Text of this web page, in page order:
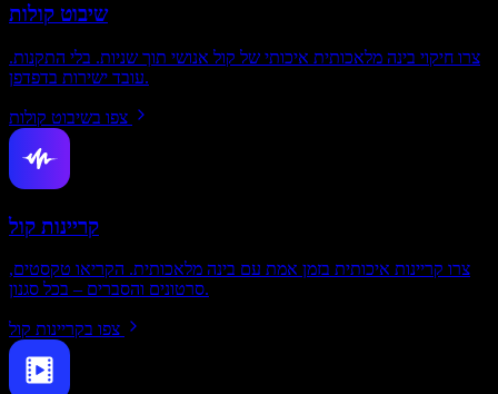
שיבוט קולות
צרו חיקוי בינה מלאכותית איכותי של קול אנושי תוך שניות. בלי התקנות.
עובד ישירות בדפדפן.
צפו בשיבוט קולות
קריינות קול
צרו קריינות איכותית בזמן אמת עם בינה מלאכותית. הקריאו טקסטים,
סרטונים והסברים – בכל סגנון.
צפו בקריינות קול